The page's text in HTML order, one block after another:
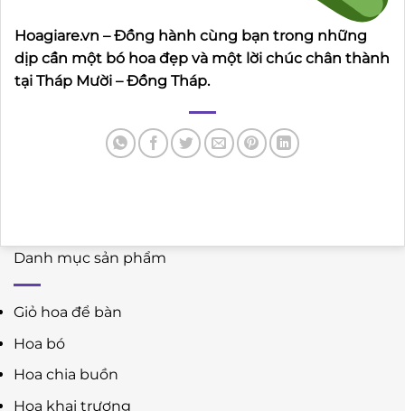
Danh mục sản phẩm
Giỏ hoa để bàn
Hoa bó
Hoa chia buồn
Hoa khai trương
Hoagiare.vn – Đồng hành cùng bạn trong những
dịp cần một bó hoa đẹp và một lời chúc chân thành
tại Tháp Mười – Đồng Tháp.